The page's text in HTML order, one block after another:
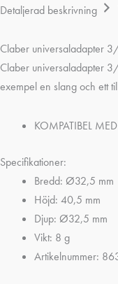
Detaljerad beskrivning
Claber universaladapter
Claber universaladapter
exempel en slang och ett
KOMPATIBEL
Specifikationer:
Bredd: Ø32,5 mm
Höjd: 40,5 mm
Djup: Ø32,5 mm
Vikt: 8 g
Artikelnummer: